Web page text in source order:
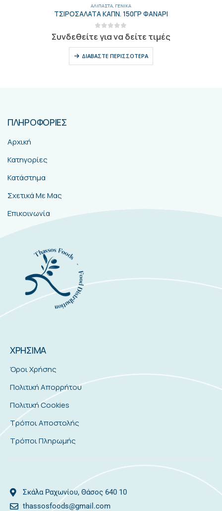
ΑΛΊΠΑΣΤΑ, ΓΕΝΙΚΑ
ΤΣΙΡΟΣΑΛΑΤΑ ΚΑΠΝ. 150ΓΡ ΦΑΝΑΡΙ
out of 5
Συνδεθείτε για να δείτε τιμές
ΔΙΑΒΆΣΤΕ ΠΕΡΙΣΣΌΤΕΡΑ
ΠΛΗΡΟΦΟΡΙΕΣ
Αρχική
Κατηγορίες
Κατάστημα
Σχετικά Με Μας
Επικοινωνία
ΧΡΗΣΙΜΑ
Όροι Χρήσης
Πολιτική Απορρήτου
Πολιτική Cookies
Τρόποι Αποστολής
Τρόποι Πληρωμής
Σκάλα Ραχωνίου, Θάσος 640 10
thassosfoods@gmail.com